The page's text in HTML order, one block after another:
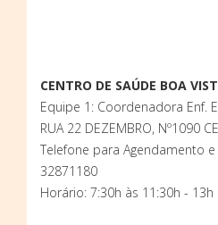
CENTRO DE SAÚDE BOA
Equipe 1: Coordenadora Enf.
RUA 22 DEZEMBRO, Nº1090
Telefone para Agendamento
32871180
Horário: 7:30h às 11:30h - 13h